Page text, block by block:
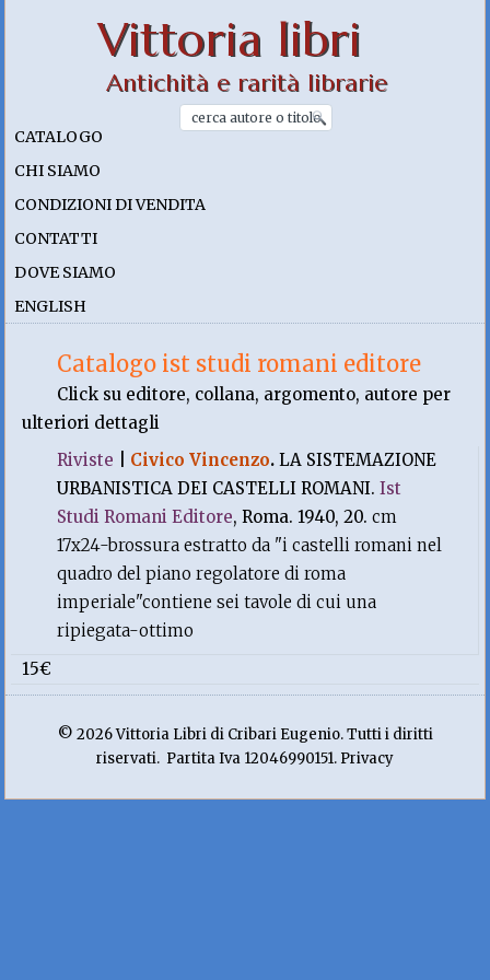
Vittoria libri
Antichità e rarità librarie
CATALOGO
CHI SIAMO
CONDIZIONI DI VENDITA
CONTATTI
DOVE SIAMO
ENGLISH
Catalogo ist studi romani editore
Click su editore, collana, argomento, autore per
ulteriori dettagli
Riviste
Civico Vincenzo.LA SISTEMAZIONE
URBANISTICA DEI CASTELLI ROMANI.Ist
Studi Romani Editore, Roma. 1940, 20.cm
17x24-brossura estratto da "i castelli romani nel
quadro del piano regolatore di roma
imperiale"contiene sei tavole di cui una
ripiegata-ottimo
15€
© 2026 Vittoria Libri di Cribari Eugenio. Tutti i diritti
riservati. Partita Iva 12046990151. Privacy